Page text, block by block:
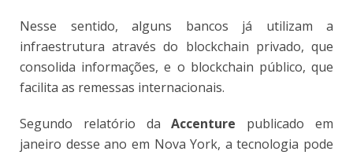
Nesse sentido, alguns bancos já utilizam a
infraestrutura através do blockchain privado, que
consolida informações, e o blockchain público, que
facilita as remessas internacionais.
Segundo relatório daAccenture publicado em
janeiro desse ano em Nova York, a tecnologia pode